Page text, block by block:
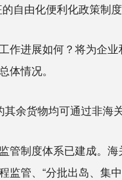
自由化便利化政策制度
进展如何？将为企业
体情况。
余货物均可通过非海
制度体系已建成。海
监管、“分批出岛、集